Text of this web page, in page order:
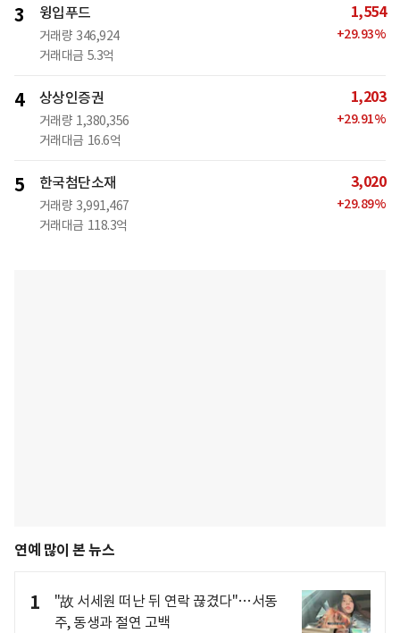
3 윙입푸드
거래량 346,924
거래대금 5.3억
1,554
+29.93%
4 상상인증권
거래량 1,380,356
거래대금 16.6억
1,203
+29.91%
5 한국첨단소재
거래량 3,991,467
거래대금 118.3억
3,020
+29.89%
연예 많이 본 뉴스
1
"故 서세원 떠난 뒤 연락 끊겼다"…서동
주, 동생과 절연 고백